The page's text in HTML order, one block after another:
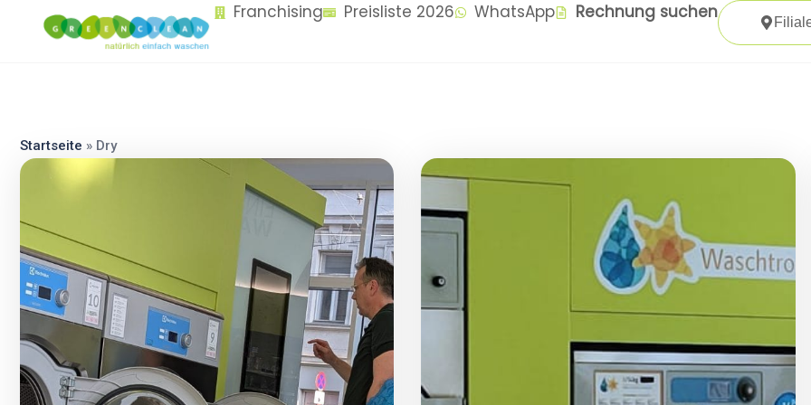
content Franchising Preisliste 2026 WhatsApp Rechnung suchen
Startseite » Dry